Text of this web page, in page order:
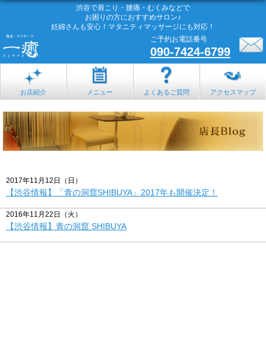
渋谷で肩こり・腰痛・むくみなどで
お困りの方におすすめサロン♪
妊婦さんも安心！マタニティマッサージにも対応！
ご予約お電話番号
090-7424-6799
お店紹介 メニュー よくあるご質問 アクセスマップ
2017年11月12日（日）
【渋谷情報】「青の洞窟SHIBUYA」2017年も開催決定！
2016年11月22日（火）
【渋谷情報】青の洞窟 SHIBUYA